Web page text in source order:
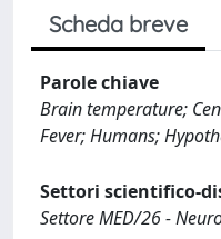
Scheda breve
Parole chiave
Brain temperature;
Fever; Humans;
Settori scientifico-
Settore MED/26 -